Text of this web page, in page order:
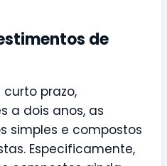
de
prazo,
a dois anos, as
simples e compostos
Especificamente,